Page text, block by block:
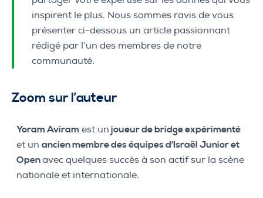
inspirent le plus. Nous sommes ravis de vous
présenter ci-dessous un article passionnant
rédigé par l’un des membres de notre
communauté.
Zoom sur l’auteur
Yoram Aviram est un joueur de bridge expérimenté
et un ancien membre des équipes d’Israël Junior et
Openavec quelques succès à son actif sur la scène
nationale et internationale.